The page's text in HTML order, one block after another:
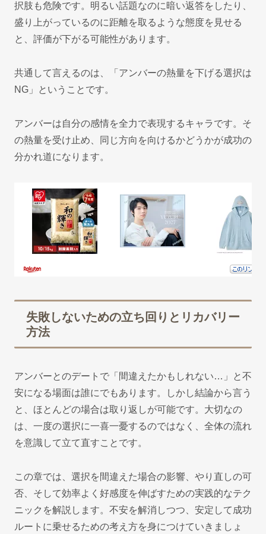
択肢も危険です。明るい話題なのに暗い返答をしたり、
盛り上がっているのに距離を取るような態度を見せる
と、評価が下がる可能性があります。
共通して言えるのは、「アンバーの熱量を下げる選択は
NG」ということです。
アンバーは自分の感情を全力で表現するキャラです。そ
の熱量を受け止め、同じ方向を向けるかどうかが成功の
分かれ道になります。
失敗しないための立ち回りとリカバリー
方法
アンバーとのデートで「間違えたかもしれない…」と不
安になる場面は誰にでもあります。しかし結論から言う
と、ほとんどの場合は取り返しが可能です。大切なの
は、一度の選択に一喜一憂するのではなく、全体の流れ
を意識して立て直すことです。
この章では、選択を間違えた場合の影響、やり直しの可
否、そして効率よく好感度を伸ばすための実践的なテク
ニックを解説します。不安を解消しつつ、安定して成功
ルートに乗せるための考え方を身につけていきましょ